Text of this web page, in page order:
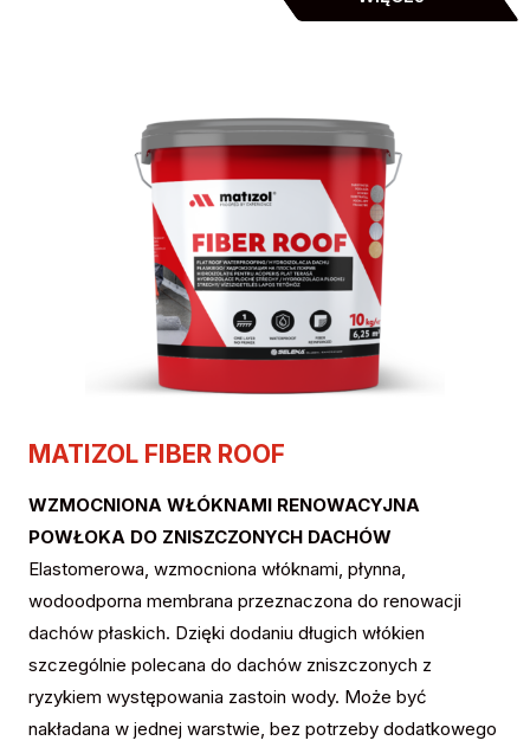
MATIZOL FIBER ROOF
WZMOCNIONA WŁÓKNAMI RENOWACYJNA
POWŁOKA DO ZNISZCZONYCH DACHÓW
Elastomerowa, wzmocniona włóknami, płynna,
wodoodporna membrana przeznaczona do renowacji
dachów płaskich. Dzięki dodaniu długich włókien
szczególnie polecana do dachów zniszczonych z
ryzykiem występowania zastoin wody. Może być
nakładana w jednej warstwie, bez potrzeby dodatkowego